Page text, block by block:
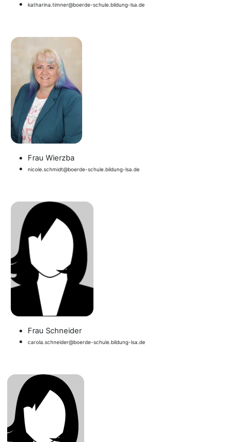
katharina.timner@boerde-schule.bildung-lsa.de
Frau Wierzba
nicole.schmidt@boerde-schule.bildung-lsa.de
Frau Schneider
carola.schneider@boerde-schule.bildung-lsa.de